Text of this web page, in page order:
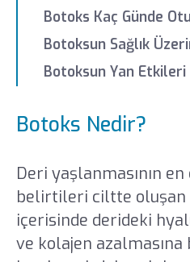
Botoks Kaç Günde
Botoksun Sağlık
Botoksun Yan
Botoks Nedir?
Deri yaşlanmasının
belirtileri ciltte oluşan
içerisinde derideki
ve kolajen azalmasına